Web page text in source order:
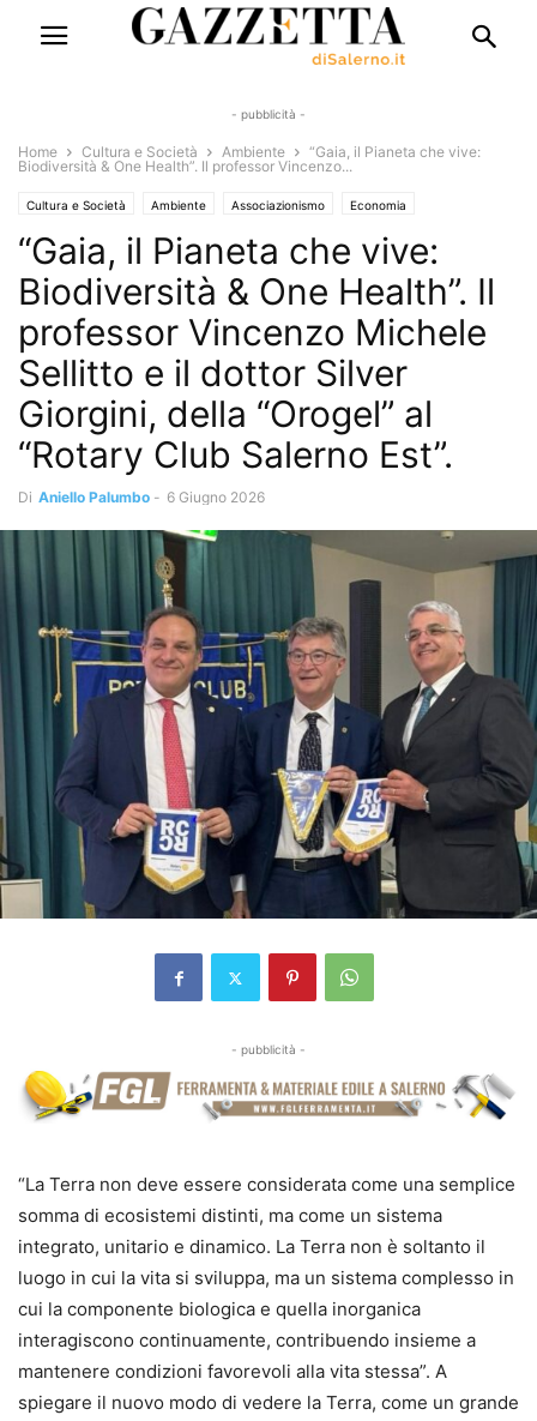
- pubblicità -
Home Cultura e Società Ambiente
“Gaia, il Pianeta che vive:
Biodiversità & One Health”. Il professor Vincenzo...
Cultura e Società Ambiente Associazionismo Economia
Aziende e Professionisti Turismo e Sapori Eventi
Eventi e Manifestazioni Interviste Istruzione e Formazione
La Scuola che cambia Salute e Benessere
“Gaia, il Pianeta che vive:
Biodiversità & One Health”. Il
professor Vincenzo Michele
Sellitto e il dottor Silver
Giorgini, della “Orogel” al
“Rotary Club Salerno Est”.
Di Aniello Palumbo - 6 Giugno 2026
- pubblicità -
“La Terra non deve essere considerata come una semplice
somma di ecosistemi distinti, ma come un sistema
integrato, unitario e dinamico. La Terra non è soltanto il
luogo in cui la vita si sviluppa, ma un sistema complesso in
cui la componente biologica e quella inorganica
interagiscono continuamente, contribuendo insieme a
mantenere condizioni favorevoli alla vita stessa”. A
spiegare il nuovo modo di vedere la Terra, come un grande